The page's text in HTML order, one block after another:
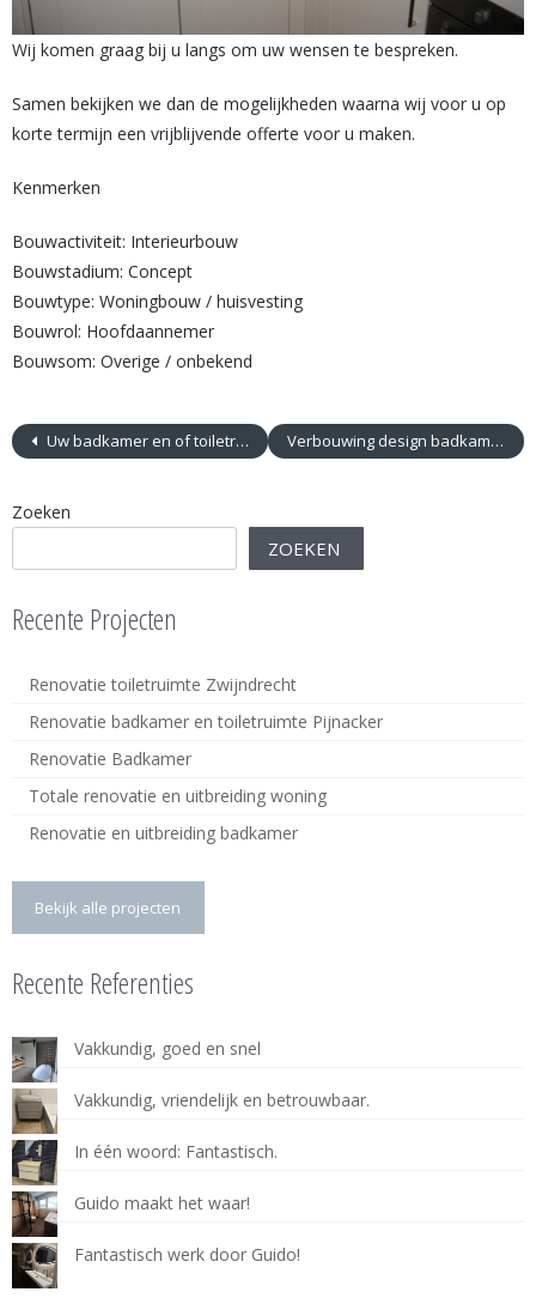
Wij komen graag bij u langs om uw wensen te bespreken.
Samen bekijken we dan de mogelijkheden waarna wij voor u op
korte termijn een vrijblijvende offerte voor u maken.
Kenmerken
Bouwactiviteit: Interieurbouw
Bouwstadium: Concept
Bouwtype: Woningbouw / huisvesting
Bouwrol: Hoofdaannemer
Bouwsom: Overige / onbekend
Uw badkamer en of toiletruimte Verbouwing design badkamer
Zoeken
ZOEKEN
Recente Projecten
Renovatie toiletruimte Zwijndrecht
Renovatie badkamer en toiletruimte Pijnacker
Renovatie Badkamer
Totale renovatie en uitbreiding woning
Renovatie en uitbreiding badkamer
Bekijk alle projecten
Recente Referenties
Vakkundig, goed en snel
Vakkundig, vriendelijk en betrouwbaar.
In één woord: Fantastisch.
Guido maakt het waar!
Fantastisch werk door Guido!